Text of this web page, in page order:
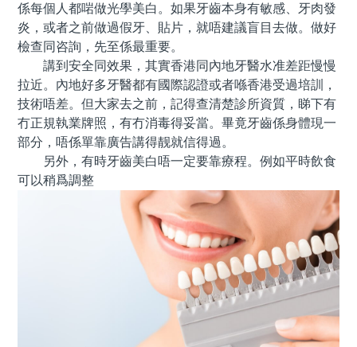
係每個人都啱做光學美白。如果牙齒本身有敏感、牙肉發
炎，或者之前做過假牙、貼片，就唔建議盲目去做。做好
檢查同咨詢，先至係最重要。
講到安全同效果，其實香港同內地牙醫水准差距慢慢
拉近。內地好多牙醫都有國際認證或者喺香港受過培訓，
技術唔差。但大家去之前，記得查清楚診所資質，睇下有
冇正規執業牌照，有冇消毒得妥當。畢竟牙齒係身體現一
部分，唔係單靠廣告講得靓就信得過。
另外，有時牙齒美白唔一定要靠療程。例如平時飲食
可以稍爲調整